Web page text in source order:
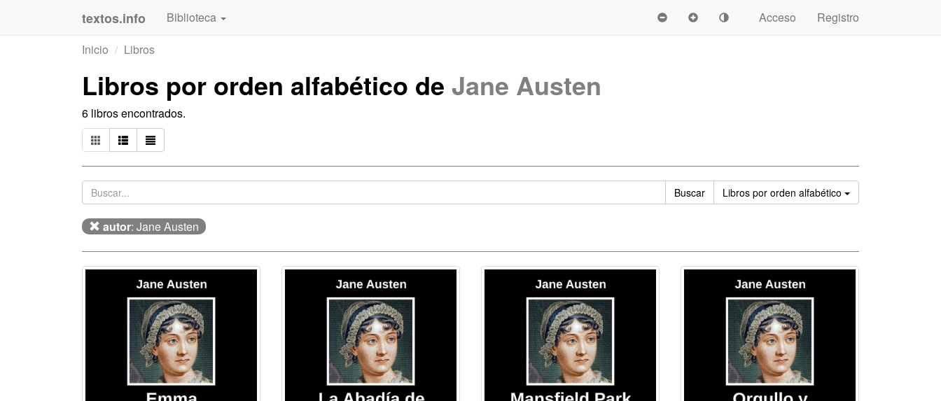
textos.info Biblioteca Acceso
Registro
Inicio
Libros
Libros por orden alfabético de Jane Austen
6 libros encontrados.
Buscar Libros por orden alfabético Ordenar
autor: Jane Austen